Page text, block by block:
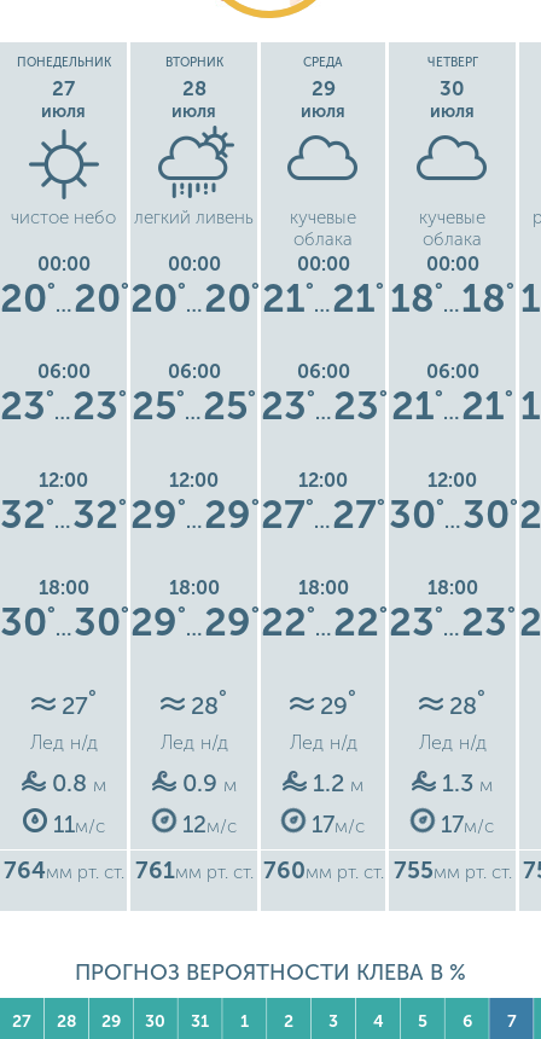
ПОНЕДЕЛЬНИК
27
июля
чистое небо
00:00
20°
…20°
06:00
23°
…23°
12:00
32°
…32°
18:00
30°
…30°
27°
Лед н/д
0.8 м
11м/с
764мм рт. ст.
ВТОРНИК
28
июля
легкий ливень
00:00
20°
…20°
06:00
25°
…25°
12:00
29°
…29°
18:00
29°
…29°
28°
Лед н/д
0.9 м
12м/с
761мм рт. ст.
СРЕДА
29
июля
кучевые
облака
00:00
21°
…21°
06:00
23°
…23°
12:00
27°
…27°
18:00
22°
…22°
29°
Лед н/д
1.2 м
17м/с
760мм рт. ст.
ЧЕТВЕРГ
30
июля
кучевые
облака
00:00
18°
…18°
06:00
21°
…21°
12:00
30°
…30°
18:00
23°
…23°
28°
Лед н/д
1.3 м
17м/с
755мм рт. ст.
ПРОГНОЗ ВЕРОЯТНОСТИ КЛЕВА В %
27 28 29 30 31 1 2 3 4 5 6 7